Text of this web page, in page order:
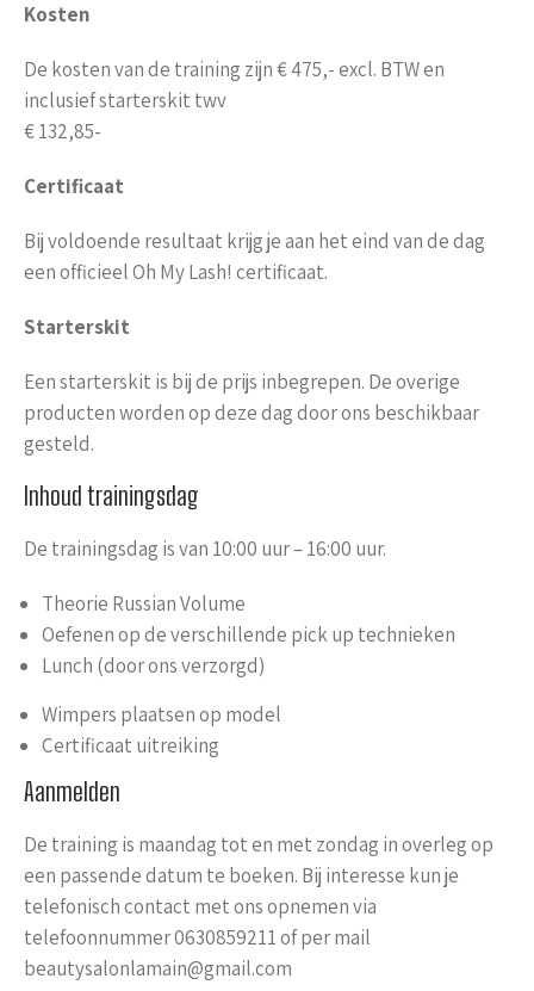
Kosten
De kosten van de training zijn € 475,- excl. BTW en
inclusief starterskit twv
€ 132,85-
Certificaat
Bij voldoende resultaat krijg je aan het eind van de dag
een officieel Oh My Lash! certificaat.
Starterskit
Een starterskit is bij de prijs inbegrepen. De overige
producten worden op deze dag door ons beschikbaar
gesteld.
Inhoud trainingsdag
De trainingsdag is van 10:00 uur – 16:00 uur.
Theorie Russian Volume
Oefenen op de verschillende pick up technieken
Lunch (door ons verzorgd)
Wimpers plaatsen op model
Certificaat uitreiking
Aanmelden
De training is maandag tot en met zondag in overleg op
een passende datum te boeken. Bij interesse kun je
telefonisch contact met ons opnemen via
telefoonnummer 0630859211 of per mail
beautysalonlamain@gmail.com